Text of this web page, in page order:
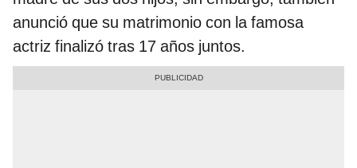
anunció que su matrimonio con la famosa
actriz finalizó tras 17 años juntos.